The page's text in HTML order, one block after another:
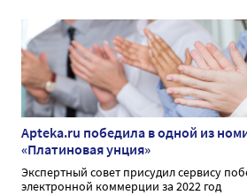
Apteka.ru победила в одной из
«Платиновая унция»
Экспертный совет присудил сервису
электронной коммерции за 2022 год